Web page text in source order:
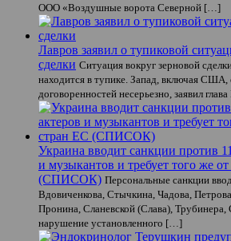
ООО «Воздушные ворота Северной […]
Лавров заявил о тупиковой
сделки Ситуация вокруг зерновой
находится в тупике. Запад, включая США,
договоренностей несерьезно, заявил
Украина вводит санкции против
и музыкантов и требует того же
(СПИСОК) Персональные санкции
Вдовиченкова, Стычкина, Чадова,
Пронина, Сланевской (Слава), Трубинера,
нарушение установленного […]